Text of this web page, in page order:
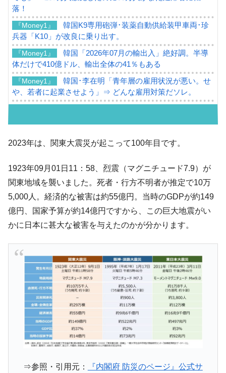
落！
『Money1』
韓国K9専用砲弾･装薬自動供給装甲車両･珍
兵器「K10」が改良に乗り出す。
『Money1』
韓国「2026年07月の輸出入」絶好調。半導
体だけで410億ドル、輸出全体の41％もある
『Money1』
韓国･李在明「青年層の雇用状況が悪い。せ
や、若者に起業させよう」⇒ どんな雇用対策だソレ。
韓国「ここは北朝鮮なのか。選管がサーバ
ーにウソのデータを入力したのは明白だ」
『Money1』
韓国･李在明さっそく不動産対策で浅薄な発
『Money1』
韓国は「中国と同じく」投資に不適格な国
『Money1』
『韓国銀行』が「金の保有量を増やしま
す」⇒「金を経由するドル入手」手段ではないのか？
『Money1』
ル」まで拡大 ⇒ 海外資金の動きに強く左右される状態
『Money1』
韓国･帰ってきた李在明。李在明を支持しな
い「50.5％」に上昇
『Money1』
韓国大統領府ボンクラ政策室長が告発され
た ⇒ 国家が行った恐るべき株価操作であり、空前の国政壟
『Money1』
韓国･警察職員が「丸刈りになって抗議活
2023年は、関東大震災が起こって100年目です。
1923年09月01日11：58、烈震（マグニチュード7.9）が
関東地域を襲いました。死者・行方不明者が推定で10万
5,000人。経済的な被害は約55億円。当時のGDPが約149
億円、国家予算が約14億円ですから、この巨大地震がい
かに日本に甚大な被害を与えたのかが分かります。
⇒参照・引用元： 『内閣府 防災のページ』公式サ